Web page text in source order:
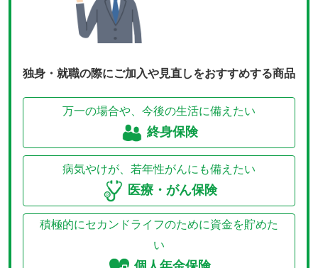
独身・就職の際にご加入や見直しをおすすめする商品
万一の場合や、今後の生活に備えたい
終身保険
病気やけが、若年性がんにも備えたい
医療・がん保険
積極的にセカンドライフのために資金を貯めた
い